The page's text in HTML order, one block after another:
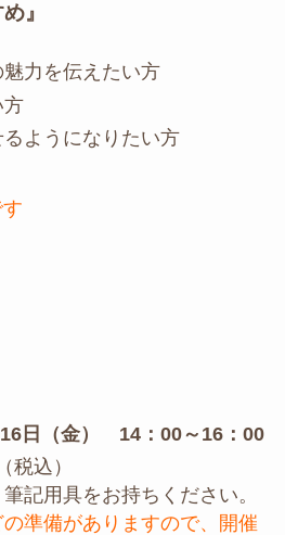
』
力を伝えたい方
方
ようになりたい方
16日（金） 14：00～16：00
税込）
記用具をお持ちください。
準備がありますので、開催